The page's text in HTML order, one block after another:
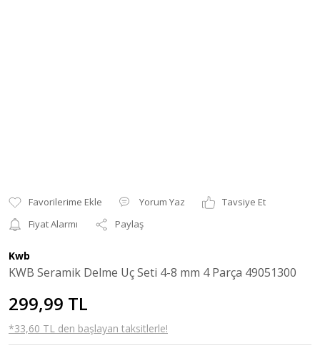
Yorum Yaz
Tavsiye Et
Fiyat Alarmı
Paylaş
Kwb
KWB Seramik Delme Uç Seti 4-8 mm 4 Parça 49051300
299,99 TL
*33,60 TL den başlayan taksitlerle!